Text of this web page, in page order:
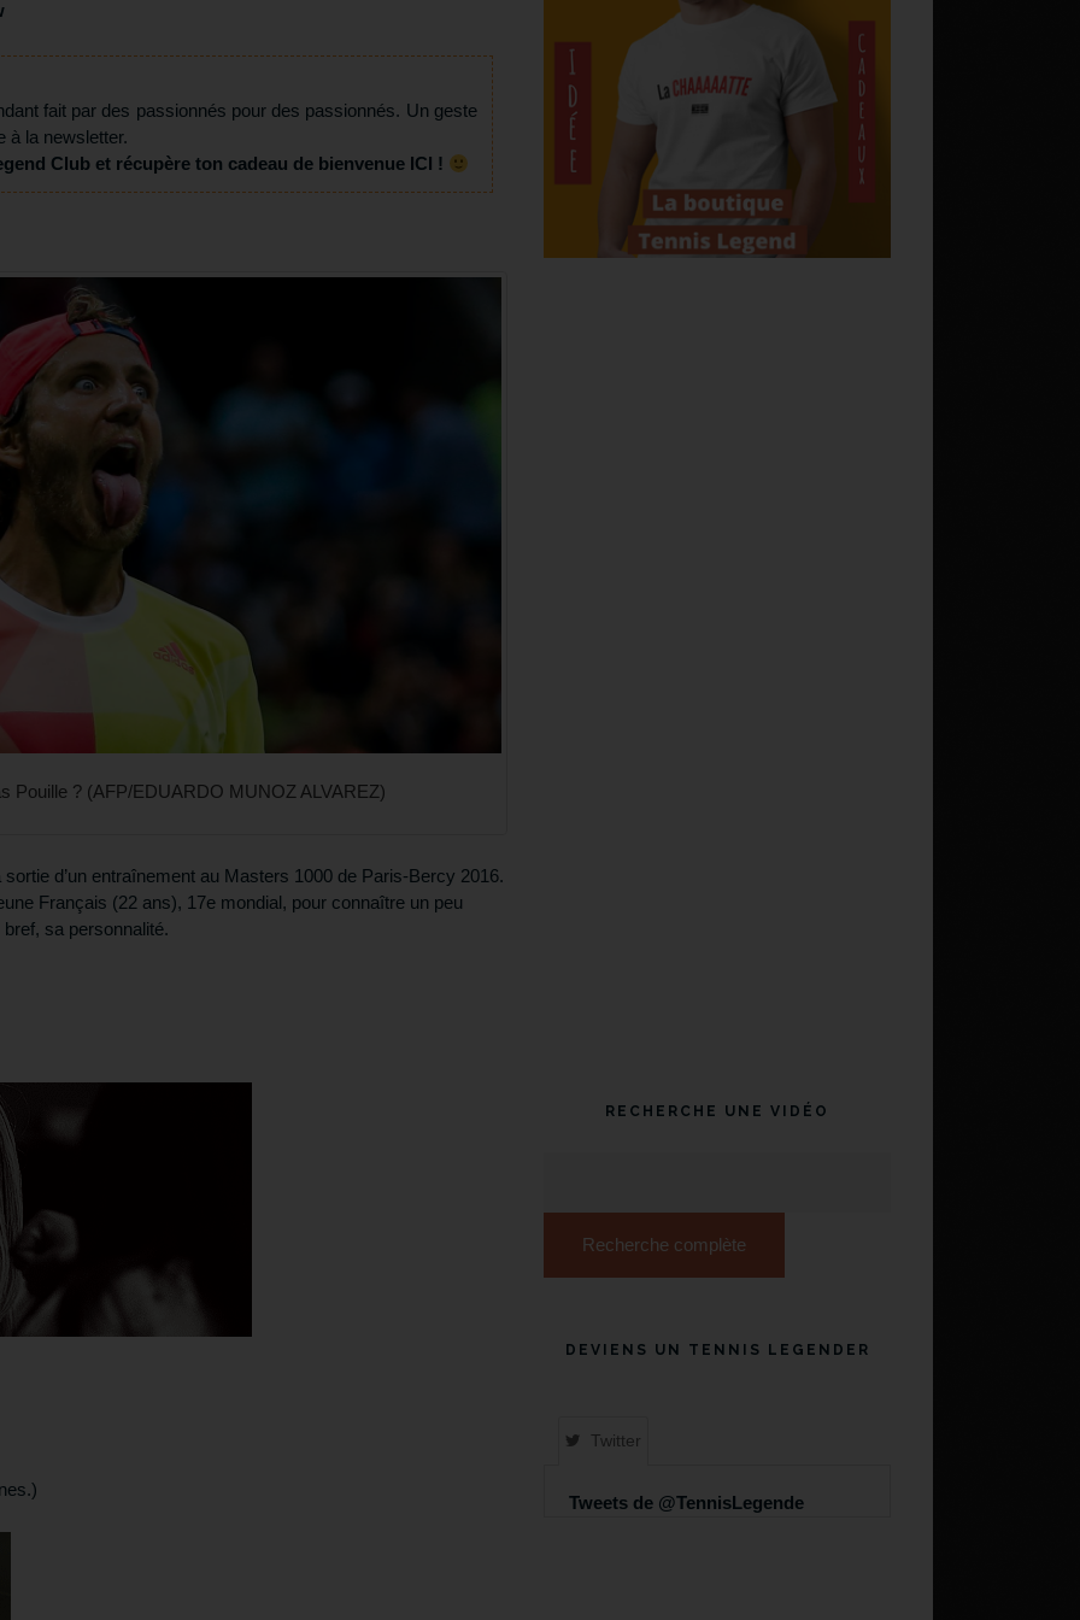
fait par des passionnés pour des passionnés. Un geste
à la newsletter.
Club et récupère ton cadeau de bienvenue ICI !
Pouille ? (AFP/EDUARDO MUNOZ ALVAREZ)
d’un entraînement au Masters 1000 de Paris-Bercy 2016.
Français (22 ans), 17e mondial, pour connaître un peu
sa personnalité.
RECHERCHE UNE VIDÉO
Recherche complète
DEVIENS UN TENNIS LEGENDER
Twitter
Tweets de @TennisLegende